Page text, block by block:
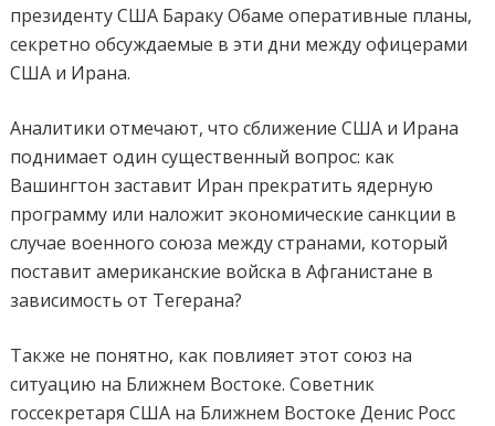
президенту США Бараку Обаме оперативные планы,
секретно обсуждаемые в эти дни между офицерами
США и Ирана.
Аналитики отмечают, что сближение США и Ирана
поднимает один существенный вопрос: как
Вашингтон заставит Иран прекратить ядерную
программу или наложит экономические санкции в
случае военного союза между странами, который
поставит американские войска в Афганистане в
зависимость от Тегерана?
Также не понятно, как повлияет этот союз на
ситуацию на Ближнем Востоке. Советник
госсекретаря США на Ближнем Востоке Денис Росс